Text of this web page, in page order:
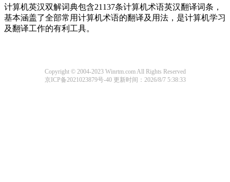
计算机英汉双解词典包含21137条计算机术语英汉翻译词条，
基本涵盖了全部常用计算机术语的翻译及用法，是计算机学习
及翻译工作的有利工具。
Copyright © 2004-2023 Winrtm.com All Rights Reserved
京ICP备2021023879号-40 更新时间：2026/8/7 5:38:33